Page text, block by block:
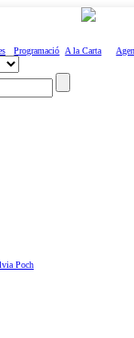
Programació A la Carta